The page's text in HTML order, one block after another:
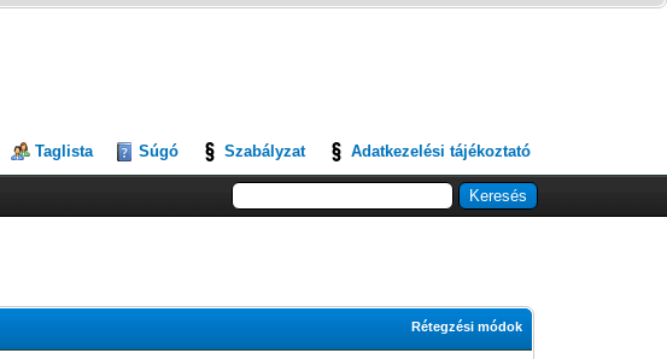
Taglista Súgó Szabályzat Adatkezelési tájékoztató
Rétegzési módok